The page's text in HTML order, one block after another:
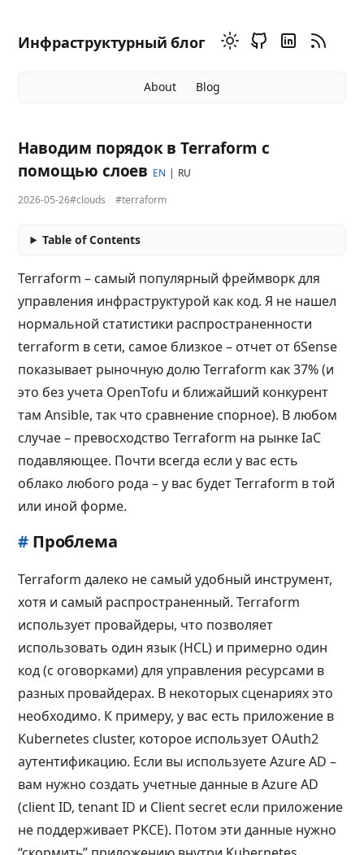
Инфраструктурный блог
About Blog
Наводим порядок в Terraform с
помощью слоев EN
RU
2026-05-26#clouds #terraform
Table of Contents
Terraform – самый популярный фреймворк для
управления инфраструктурой как код. Я не нашел
нормальной статистики распространенности
terraform в сети, самое близкое – отчет от 6Sense
показывает рыночную долю Terraform как 37% (и
это без учета OpenTofu и ближайший конкурент
там Ansible, так что сравнение спорное). В любом
случае – превосходство Terraform на рынке IaC
подавляющее. Почти всегда если у вас есть
облако любого рода – у вас будет Terraform в той
или иной форме.
# Проблема
Terraform далеко не самый удобный инструмент,
хотя и самый распространенный. Terraform
использует провайдеры, что позволяет
использовать один язык (HCL) и примерно один
код (с оговорками) для управления ресурсами в
разных провайдерах. В некоторых сценариях это
необходимо. К примеру, у вас есть приложение в
Kubernetes cluster, которое использует OAuth2
аутентификацию. Если вы используете Azure AD –
вам нужно создать учетные данные в Azure AD
(client ID, tenant ID и Client secret если приложение
не поддерживает PKCE). Потом эти данные нужно